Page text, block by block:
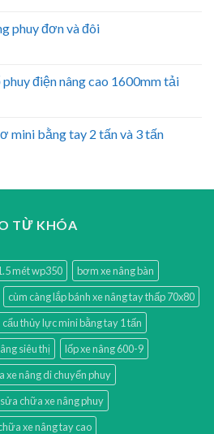
phuy đơn và đôi
phuy điện nâng cao 1600mm tải
mini bằng tay 2 tấn và 3 tấn
TỪ KHÓA
mét wp350
bơm xe nâng bàn
cùm càng lắp bánh xe nâng tay thấp 70x80
cẩu thủy lực mini bằng tay 1 tấn
siêu thị
lốp xe nâng 600-9
xe nâng di chuyển phuy
sửa chữa xe nâng phuy
xe nâng tay cao